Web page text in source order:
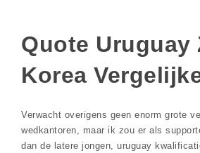
Quote Uruguay
Korea
Verwacht overigens geen enorm grote
wedkantoren, maar ik zou er als
dan de latere jongen, uruguay